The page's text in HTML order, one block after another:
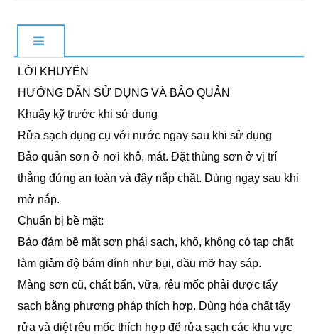
LỜI KHUYÊN
HƯỚNG DẪN SỬ DỤNG VÀ BẢO QUẢN
Khuấy kỹ trước khi sử dụng
Rửa sạch dụng cụ với nước ngay sau khi sử dụng
Bảo quản sơn ở nơi khô, mát. Đặt thùng sơn ở vị trí
thẳng đứng an toàn và đậy nắp chặt. Dùng ngay sau khi
mở nắp.
Chuẩn bị bề mặt:
Bảo đảm bề mặt sơn phải sạch, khô, không có tạp chất
làm giảm độ bám dính như bụi, dầu mỡ hay sáp.
Màng sơn cũ, chất bẩn, vữa, rêu mốc phải được tẩy
sạch bằng phương pháp thích hợp. Dùng hóa chất tẩy
rửa và diệt rêu mốc thích hợp để rửa sạch các khu vực